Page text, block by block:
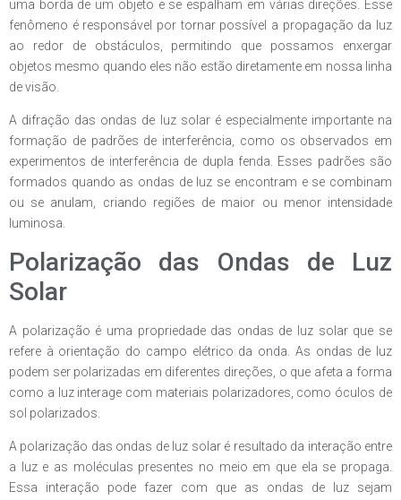
uma borda de um objeto e se espalham em várias direções. Esse
fenômeno é responsável por tornar possível a propagação da luz
ao redor de obstáculos, permitindo que possamos enxergar
objetos mesmo quando eles não estão diretamente em nossa linha
de visão.
A difração das ondas de luz solar é especialmente importante na
formação de padrões de interferência, como os observados em
experimentos de interferência de dupla fenda. Esses padrões são
formados quando as ondas de luz se encontram e se combinam
ou se anulam, criando regiões de maior ou menor intensidade
luminosa.
Polarização das Ondas de Luz
Solar
A polarização é uma propriedade das ondas de luz solar que se
refere à orientação do campo elétrico da onda. As ondas de luz
podem ser polarizadas em diferentes direções, o que afeta a forma
como a luz interage com materiais polarizadores, como óculos de
sol polarizados.
A polarização das ondas de luz solar é resultado da interação entre
a luz e as moléculas presentes no meio em que ela se propaga.
Essa interação pode fazer com que as ondas de luz sejam